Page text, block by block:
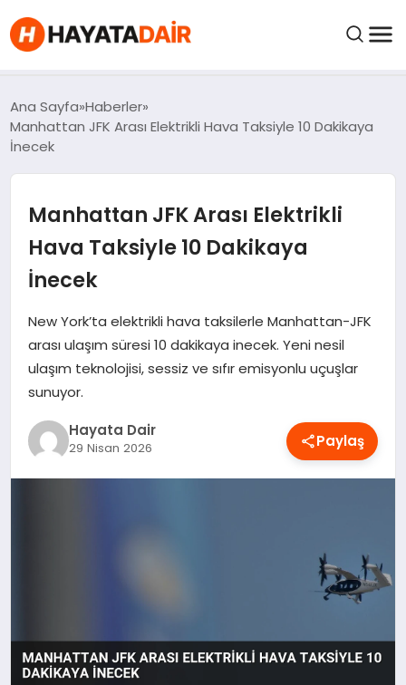
FIYATLAR
HABERLER
İNCELEMELER
KIMDIR?
NEDIR?
OYUN
RÜYA TABIRLERI
Ana Sayfa Haberler
Manhattan JFK Arası Elektrikli Hava Taksiyle 10 Dakikaya
İnecek
Manhattan JFK Arası Elektrikli
Hava Taksiyle 10 Dakikaya
İnecek
New York’ta elektrikli hava taksilerle Manhattan-JFK
arası ulaşım süresi 10 dakikaya inecek. Yeni nesil
ulaşım teknolojisi, sessiz ve sıfır emisyonlu uçuşlar
sunuyor.
Hayata Dair
29 Nisan 2026 Paylaş